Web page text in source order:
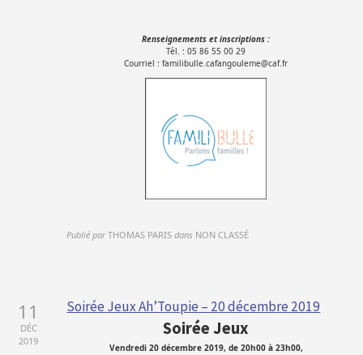
Renseignements et inscriptions :
Tél. : 05 86 55 00 29
Courriel : familibulle.cafangouleme@caf.fr
Publié par THOMAS PARIS dans NON CLASSÉ
11
DÉC
2019
Soirée Jeux Ah’Toupie – 20 décembre 2019
Soirée Jeux
Vendredi 20 décembre 2019, de 20h00 à 23h00,